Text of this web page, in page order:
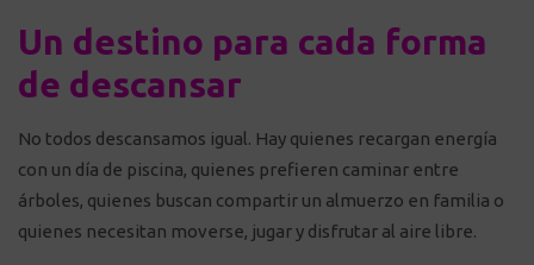
Un destino para cada forma
de descansar
No todos descansamos igual. Hay quienes recargan energía
con un día de piscina, quienes prefieren caminar entre
árboles, quienes buscan compartir un almuerzo en familia o
quienes necesitan moverse, jugar y disfrutar al aire libre.